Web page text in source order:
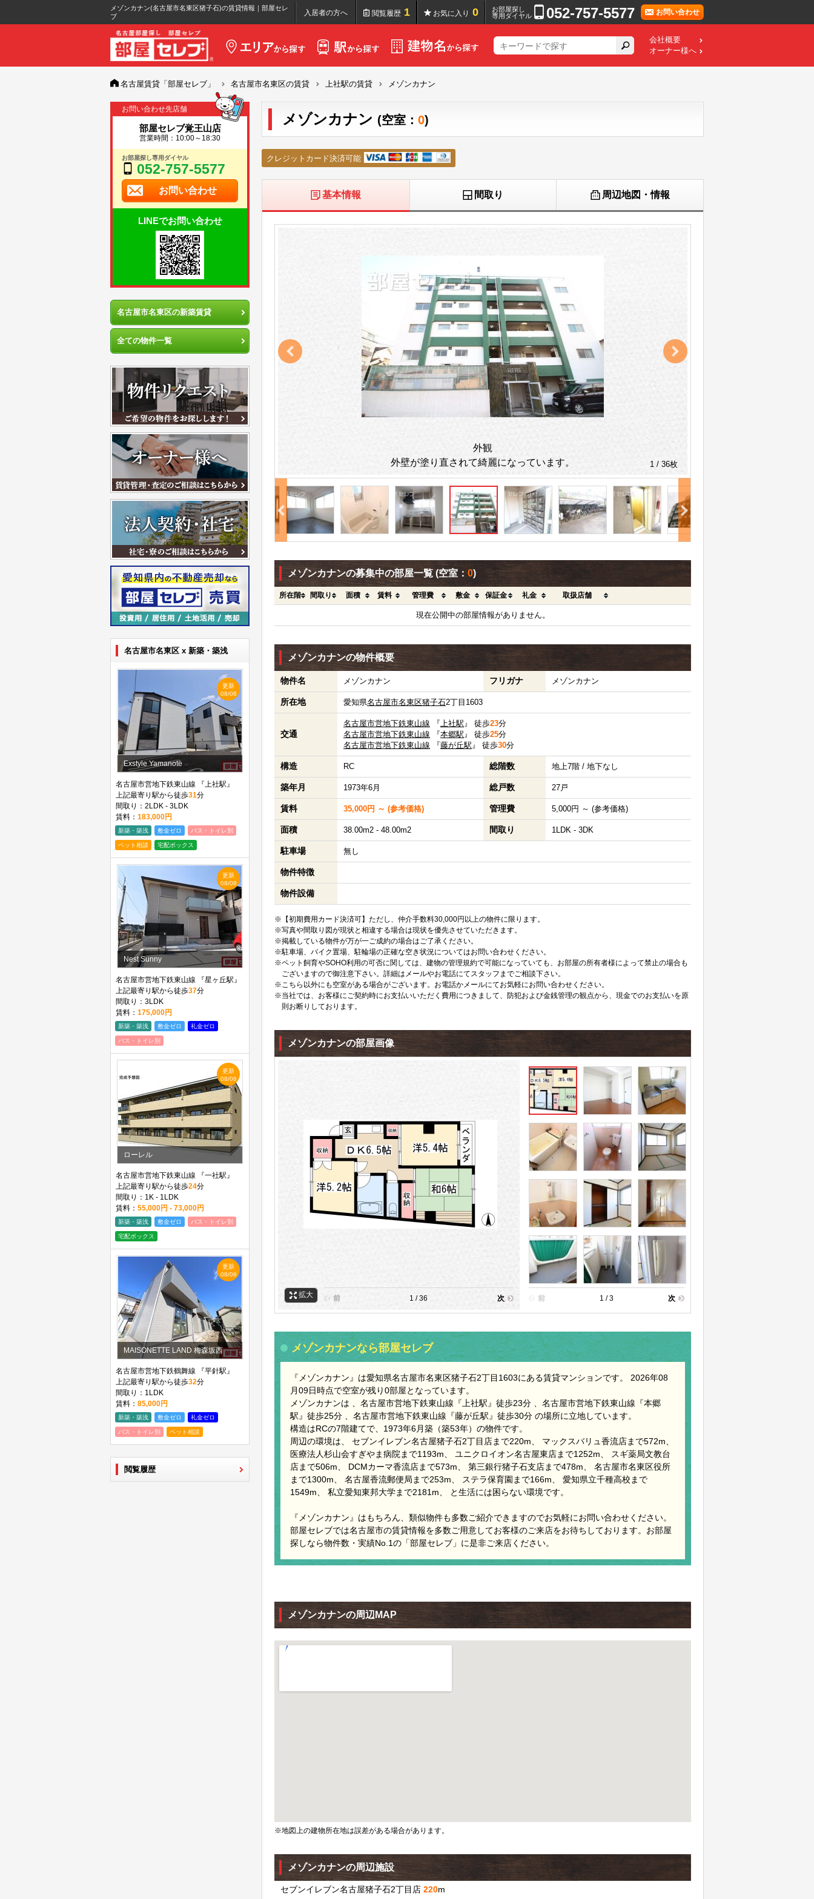
メゾンカナン(名古屋市名東区猪子石)の賃貸情報｜部屋セレ
ブ
入居者の方へ 閲覧履歴 1 お気に入り 0
お部屋探し
専用ダイヤル
052-757-5577 お問い合わせ
会社概要
オーナー様へ
名古屋賃貸「部屋セレブ」 名古屋市名東区の賃貸 上社駅の賃貸 メゾンカナン
お問い合わせ先店舗
部屋セレブ覚王山店
営業時間：10:00～18:30
お部屋探し専用ダイヤル
052-757-5577
お問い合わせ
LINEでお問い合わせ
名古屋市名東区の新築賃貸
全ての物件一覧
名古屋市名東区 x 新築・築浅
更新
08/08
Exstyle Yamanote
名古屋市営地下鉄東山線 『上社駅』
上記最寄り駅から徒歩31分
間取り：2LDK - 3LDK
賃料： 183,000円
新築・築浅 敷金ゼロ バス・トイレ別
ペット相談 宅配ボックス
更新
08/08
Nest Sunny
名古屋市営地下鉄東山線 『星ヶ丘駅』
上記最寄り駅から徒歩37分
間取り：3LDK
賃料： 175,000円
新築・築浅 敷金ゼロ 礼金ゼロ
バス・トイレ別
更新
08/08
ローレル
名古屋市営地下鉄東山線 『一社駅』
上記最寄り駅から徒歩24分
間取り：1K - 1LDK
賃料： 55,000円 - 73,000円
新築・築浅 敷金ゼロ バス・トイレ別
宅配ボックス
更新
08/08
MAISONETTE LAND 梅森坂西
名古屋市営地下鉄鶴舞線 『平針駅』
上記最寄り駅から徒歩32分
間取り：1LDK
賃料： 85,000円
新築・築浅 敷金ゼロ 礼金ゼロ
バス・トイレ別 ペット相談
閲覧履歴
メゾンカナン (空室： 0)
クレジットカード決済可能
基本情報 間取り 周辺地図・情報
外観
外壁が塗り直されて綺麗になっています。
1 / 36枚
メゾンカナンの募集中の部屋一覧 (空室： 0)
所在階 間取り 面積 賃料 管理費 敷金 保証金 礼金 取扱店舗
現在公開中の部屋情報がありません。
メゾンカナンの物件概要
物件名 メゾンカナン フリガナ メゾンカナン
所在地 愛知県名古屋市名東区猪子石2丁目1603
交通
名古屋市営地下鉄東山線 『上社駅』 徒歩23分
名古屋市営地下鉄東山線 『本郷駅』 徒歩25分
名古屋市営地下鉄東山線 『藤が丘駅』 徒歩30分
構造 RC 総階数 地上7階 / 地下なし
築年月 1973年6月 総戸数 27戸
賃料 35,000円 ～ (参考価格) 管理費 5,000円 ～ (参考価格)
面積 38.00m2 - 48.00m2 間取り 1LDK - 3DK
駐車場 無し
物件特徴
物件設備
※【初期費用カード決済可】ただし、仲介手数料30,000円以上の物件に限ります。
※写真や間取り図が現状と相違する場合は現状を優先させていただきます。
※掲載している物件が万が一ご成約の場合はご了承ください。
※駐車場、バイク置場、駐輪場の正確な空き状況についてはお問い合わせください。
※ペット飼育やSOHO利用の可否に関しては、建物の管理規約で可能になっていても、お部屋の所有者様によって禁止の場合も
ございますので御注意下さい。詳細はメールやお電話にてスタッフまでご相談下さい。
※こちら以外にも空室がある場合がございます。お電話かメールにてお気軽にお問い合わせください。
※当社では、お客様にご契約時にお支払いいただく費用につきまして、防犯および金銭管理の観点から、現金でのお支払いを原
則お断りしております。
メゾンカナンの部屋画像
拡大 前 1 / 36 次 前 1 / 3 次
メゾンカナンなら部屋セレブ
『メゾンカナン』は愛知県名古屋市名東区猪子石2丁目1603にある賃貸マンションです。 2026年08
月09日時点で空室が残り0部屋となっています。
メゾンカナンは 、名古屋市営地下鉄東山線『上社駅』徒歩23分 、名古屋市営地下鉄東山線『本郷
駅』徒歩25分 、名古屋市営地下鉄東山線『藤が丘駅』徒歩30分 の場所に立地しています。
構造はRCの7階建てで、1973年6月築（築53年）の物件です。
周辺の環境は、 セブンイレブン名古屋猪子石2丁目店まで220m、 マックスバリュ香流店まで572m、
医療法人杉山会すぎやま病院まで1193m、 ユニクロイオン名古屋東店まで1252m、 スギ薬局文教台
店まで506m、 DCMカーマ香流店まで573m、 第三銀行猪子石支店まで478m、 名古屋市名東区役所
まで1300m、 名古屋香流郵便局まで253m、 ステラ保育園まで166m、 愛知県立千種高校まで
1549m、 私立愛知東邦大学まで2181m、 と生活には困らない環境です。
『メゾンカナン』はもちろん、類似物件も多数ご紹介できますのでお気軽にお問い合わせください。
部屋セレブでは名古屋市の賃貸情報を多数ご用意してお客様のご来店をお待ちしております。お部屋
探しなら物件数・実績No.1の「部屋セレブ」に是非ご来店ください。
メゾンカナンの周辺MAP
※地図上の建物所在地は誤差がある場合があります。
メゾンカナンの周辺施設
セブンイレブン名古屋猪子石2丁目店 220m